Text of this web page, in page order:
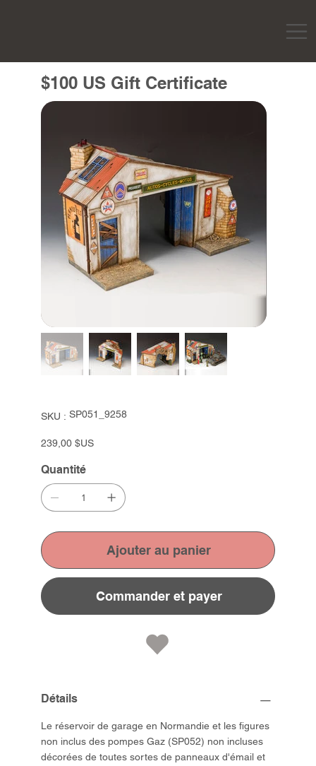
$100 US Gift Certificate
SKU : SKU
SP051_9258
SP051_9258
Prix
239,00 $US
Quantité
Ajouter au panier
Commander et payer
Détails
Le réservoir de garage en Normandie et les figures
non inclus des pompes Gaz (SP052) non incluses
décorées de toutes sortes de panneaux d'émail et